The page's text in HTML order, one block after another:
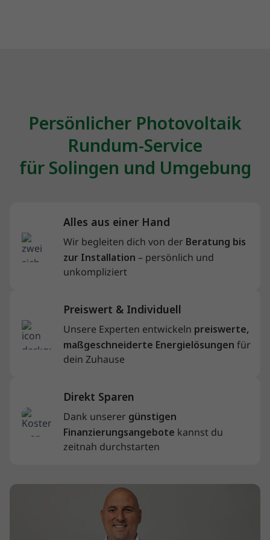
Persönlicher Photovoltaik
Rundum-Service
für Solingen und Umgebung
Alles aus einer Hand
Wir begleiten dich von der Beratung bis
zur Installation – persönlich und
unkompliziert
Preiswert & Individuell
Unsere Experten entwickeln preiswerte,
maßgeschneiderte Energielösungen für
dein Zuhause
Direkt Sparen
Dank unserer günstigen
Finanzierungsangebote kannst du
zeitnah durchstarten